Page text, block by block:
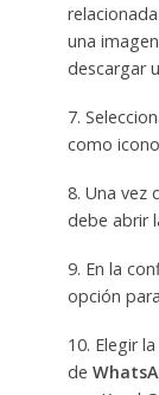
una
descargar
7.
como
8. Una vez
debe abrir
9. En la
opción
10. Elegir
de